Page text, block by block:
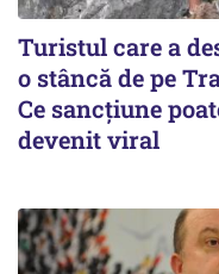
Turistul care a
o stâncă de pe
Ce sancțiune
devenit viral